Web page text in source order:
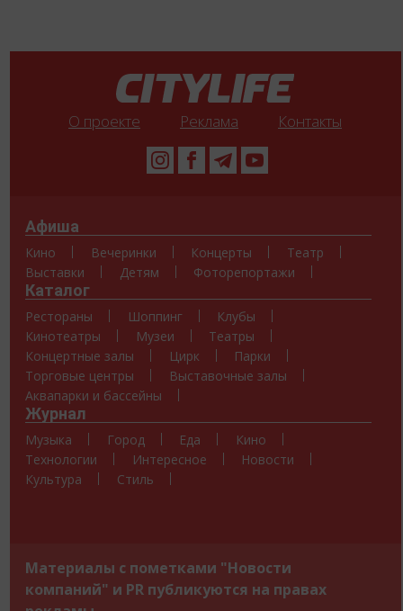
О проекте Реклама Контакты
Афиша
Кино Вечеринки Концерты
Театр
Выставки
Детям Фоторепортажи
Каталог
Рестораны Шоппинг
Клубы
Кинотеатры
Музеи
Театры
Концертные залы
Цирк
Парки
Торговые центры
Выставочные залы
Аквапарки и бассейны
Журнал
Музыка Город Еда
Кино
Технологии
Интересное
Новости
Культура
Стиль
Материалы с пометками "Новости
компаний" и PR публикуются на правах